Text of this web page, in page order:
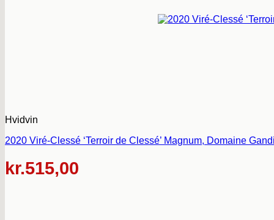
Hvidvin
2020 Viré-Clessé ‘Terroir de Clessé’ Magnum, Domaine
kr.515,00